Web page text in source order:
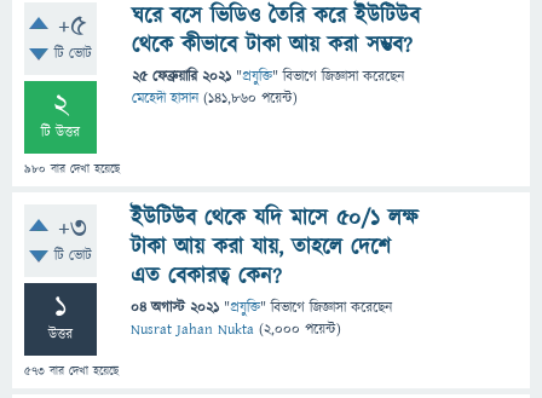
+5
টি ভোট
2
টি উত্তর
980 বার দেখা হয়েছে
ঘরে বসে ভিডিও তৈরি করে ইউটিউব
থেকে কীভাবে টাকা আয় করা সম্ভব?
25 ফেব্রুয়ারি 2021 "প্রযুক্তি" বিভাগে জিজ্ঞাসাকরেছেন
মেহেদী হাসান (141,860 পয়েন্ট)
+3
টি ভোট
1
উত্তর
573 বার দেখা হয়েছে
ইউটিউব থেকে যদি মাসে ৫০/১ লক্ষ
টাকা আয় করা যায়, তাহলে দেশে
এত বেকারত্ব কেন?
04 অগাস্ট 2021 "প্রযুক্তি" বিভাগে জিজ্ঞাসাকরেছেন
Nusrat Jahan Nukta (2,000 পয়েন্ট)